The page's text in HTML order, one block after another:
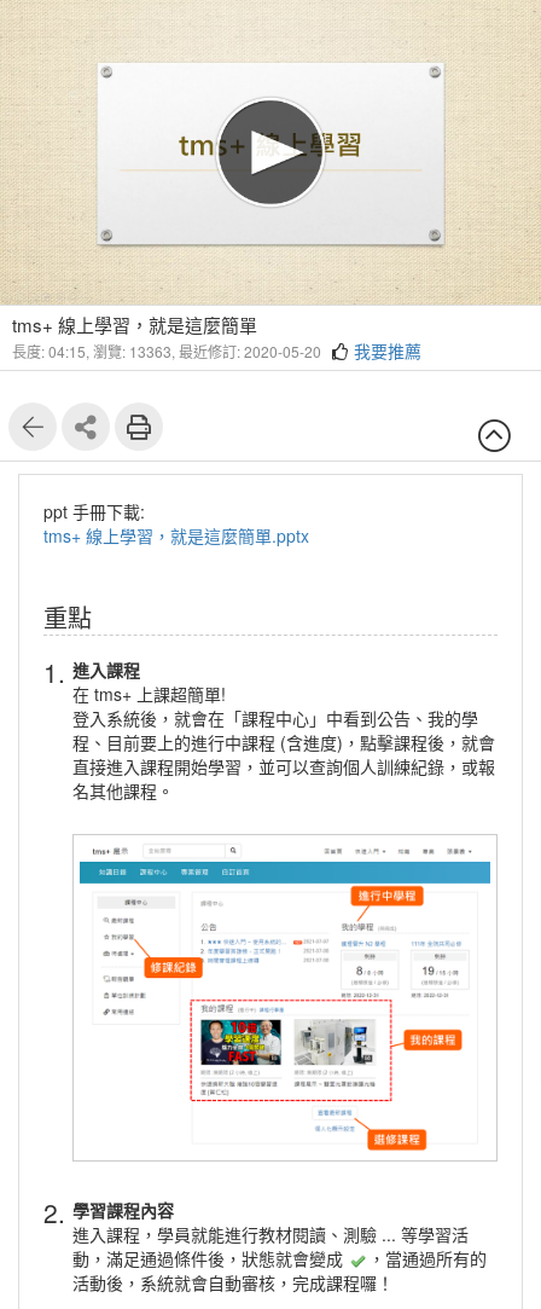
18
tms+ 線上學習，就是這麼簡單
長度: 04:15, 瀏覽: 13363, 最近修訂: 2020-05-20 我要推薦
ppt 手冊下載:
tms+ 線上學習，就是這麼簡單.pptx
重點
1. 進入課程
在 tms+ 上課超簡單!
登入系統後，就會在「課程中心」中看到公告、我的學
程、目前要上的進行中課程 (含進度)，點擊課程後，就會
直接進入課程開始學習，並可以查詢個人訓練紀錄，或報
名其他課程。
2. 學習課程內容
進入課程，學員就能進行教材閱讀、測驗 ... 等學習活
動，滿足通過條件後，狀態就會變成
，當通過所有的
活動後，系統就會自動審核，完成課程囉！